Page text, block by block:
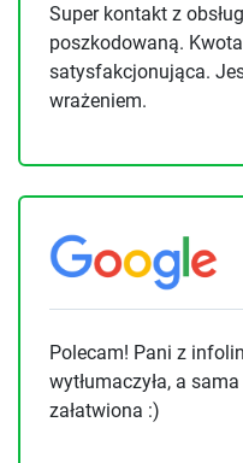
Super kontakt z
poszkodowaną.
satysfakcjonująca.
wrażeniem.
Polecam! Pani z
wytłumaczyła, a
załatwiona :)